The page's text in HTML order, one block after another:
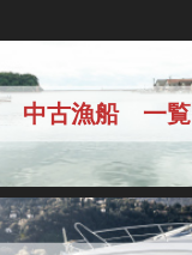
中古漁船 一覧